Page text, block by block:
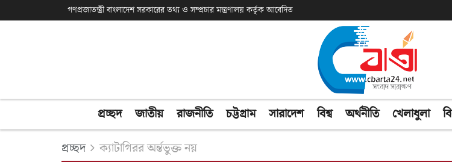
গণপ্রজাতন্ত্রী বাংলাদেশ সরকারের তথ্য ও সম্প্রচার মন্ত্রণালয় কর্তৃক আবেদিত
প্রচ্ছদ জাতীয় রাজনীতি চট্টগ্রাম সারাদেশ বিশ্ব অর্থনীতি খেলাধুলা
প্রচ্ছদ ক্যাটাগিরর অর্ন্তভুক্ত নয়